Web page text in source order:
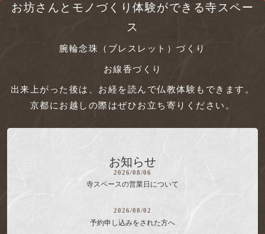
お坊さんとモノづくり体験ができる寺スペー
ス
腕輪念珠（ブレスレット）づくり
お線香づくり
出来上がった後は、お経を読んで仏教体験もできます。
京都にお越しの際はぜひお立ち寄りください。
お知らせ
2026/08/06
寺スペースの営業日について
2026/08/02
予約申し込みをされた方へ